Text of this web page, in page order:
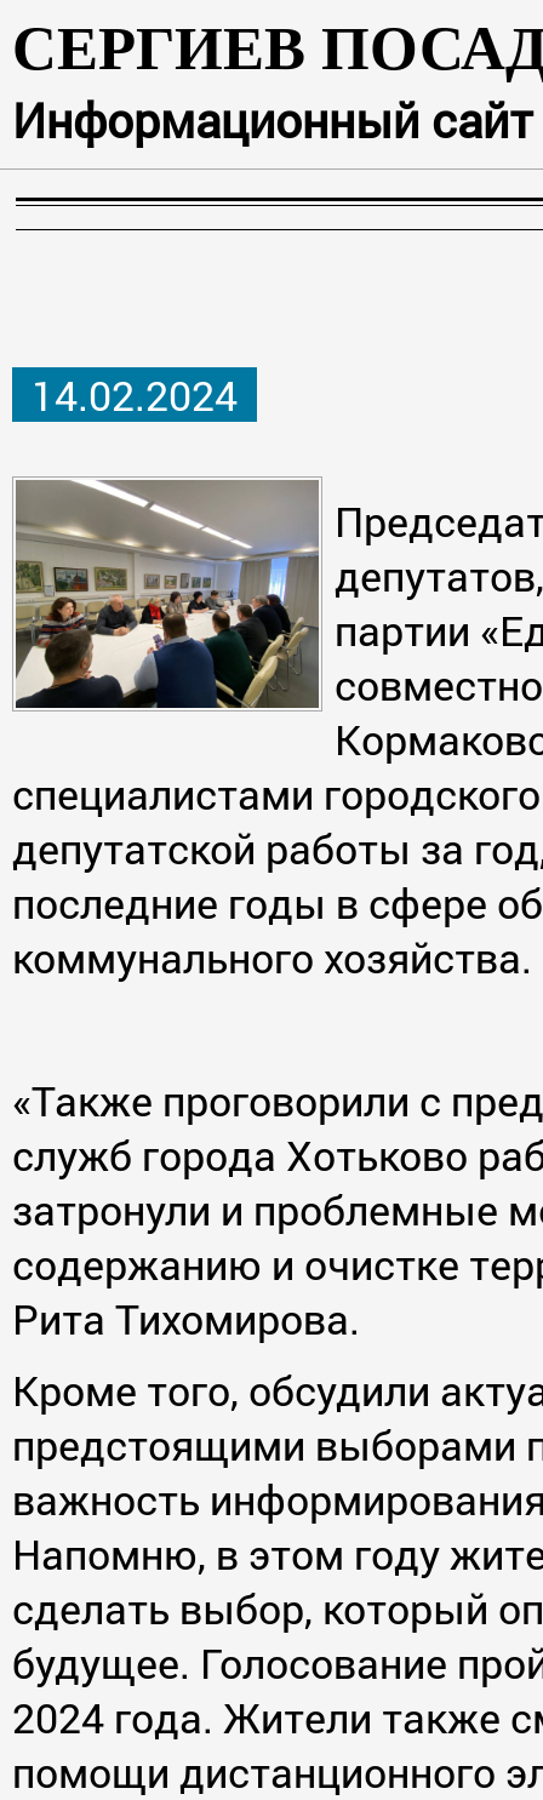
СЕРГИЕВ
Информационный сайт
14.02.2024
партии
специалистами
депутатской работы за
последние годы в сфере
коммунального хозяйства.
«Также проговорили с
служб города Хотьково
затронули и проблемные
содержанию и очистке
Рита Тихомирова.
Кроме того, обсудили
предстоящими выборами
важность
Напомню, в этом году
сделать выбор, который
будущее. Голосование
2024 года. Жители также
помощи дистанционного